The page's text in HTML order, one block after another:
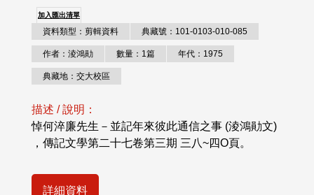
加入匯出清單
資料類型：剪輯資料 典藏號：101-0103-010-085
作者：淩鴻勛 數量：1篇 年代：1975
典藏地：交大校區
描述 / 說明：
悼何淬廉先生－並記年來彼此通信之事 (淩鴻勛文)
，傳記文學第二十七卷第三期 三八~四O頁。
詳細資料